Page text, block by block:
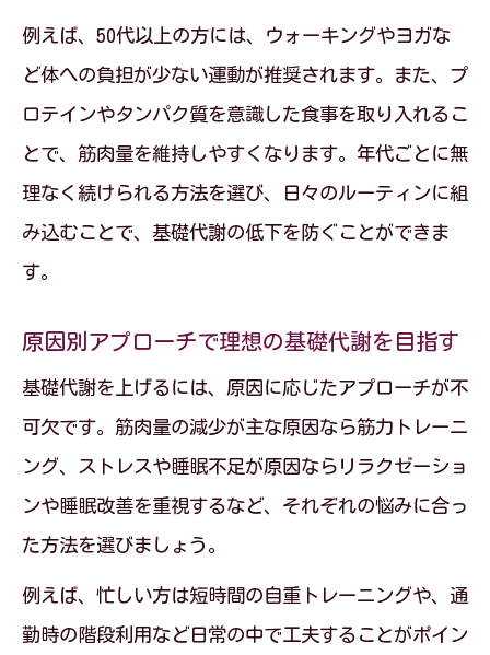
例えば、50代以上の方には、ウォーキングやヨガな
ど体への負担が少ない運動が推奨されます。また、プ
ロテインやタンパク質を意識した食事を取り入れるこ
とで、筋肉量を維持しやすくなります。年代ごとに無
理なく続けられる方法を選び、日々のルーティンに組
み込むことで、基礎代謝の低下を防ぐことができま
す。
原因別アプローチで理想の基礎代謝を目指す
基礎代謝を上げるには、原因に応じたアプローチが不
可欠です。筋肉量の減少が主な原因なら筋力トレーニ
ング、ストレスや睡眠不足が原因ならリラクゼーショ
ンや睡眠改善を重視するなど、それぞれの悩みに合っ
た方法を選びましょう。
例えば、忙しい方は短時間の自重トレーニングや、通
勤時の階段利用など日常の中で工夫することがポイン